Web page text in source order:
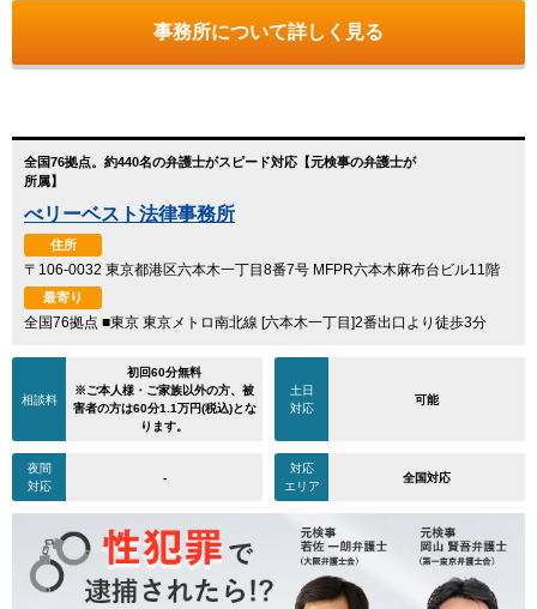
事務所について詳しく見る
全国76拠点。約440名の弁護士がスピード対応【元検事の弁護士が
所属】
べリーベスト法律事務所
住所
〒106-0032 東京都港区六本木一丁目8番7号 MFPR六本木麻布台ビル11階
最寄り
全国76拠点 ■東京 東京メトロ南北線 [六本木一丁目]2番出口より徒歩3分
相談料
初回60分無料
※ご本人様・ご家族以外の方、被
害者の方は60分1.1万円(税込)とな
ります。
土日
対応
可能
夜間
対応
-
対応
エリア
全国対応